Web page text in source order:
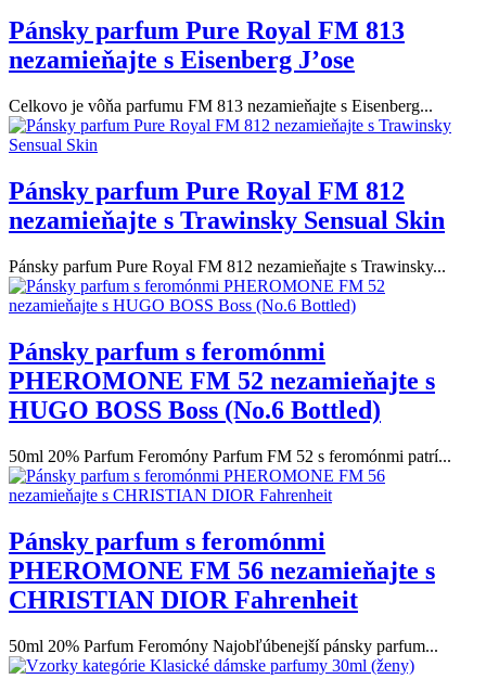
Pánsky parfum Pure Royal FM 813
nezamieňajte s Eisenberg J’ose
Celkovo je vôňa parfumu FM 813 nezamieňajte s Eisenberg...
Pánsky parfum Pure Royal FM 812
nezamieňajte s Trawinsky Sensual Skin
Pánsky parfum Pure Royal FM 812 nezamieňajte s Trawinsky...
Pánsky parfum s feromónmi
PHEROMONE FM 52 nezamieňajte s
HUGO BOSS Boss (No.6 Bottled)
50ml 20% Parfum Feromóny Parfum FM 52 s feromónmi patrí...
Pánsky parfum s feromónmi
PHEROMONE FM 56 nezamieňajte s
CHRISTIAN DIOR Fahrenheit
50ml 20% Parfum Feromóny Najobľúbenejší pánsky parfum...